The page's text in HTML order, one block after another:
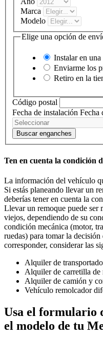
Marca
Modelo
Elige una opción de
Instalar en una
Enviarme los
Retiro en la
Código postal
Fecha de instalación Fecha
Buscar enganches
Ten en cuenta la condición
La información del vehículo
Si estás planeando llevar un
deberías tener en cuenta la
Llevar un remoque puede ser
viejos, dependiendo de su
condición mecánica (motor,
ruedas) para tomar la
corresponder, considerar las
Alquiler de
Alquiler de carretilla de
Alquiler de camión y
Vehículo remolcador
Usa el formulario
el modelo de tu